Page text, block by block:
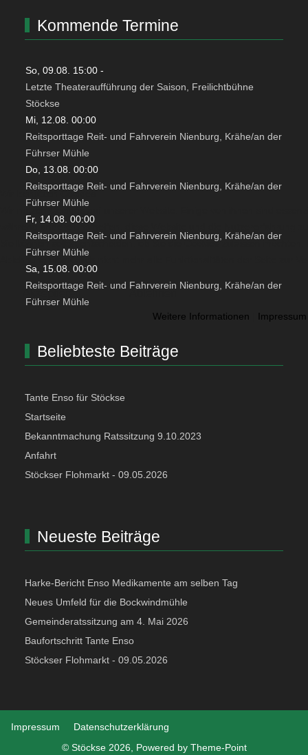
Kommende Termine
So, 09.08. 15:00-
Letzte Theateraufführung der Saison, Freilichtbühne
Stöckse
Mi, 12.08. 00:00
Reitsporttage Reit- und Fahrverein Nienburg, Krähe/an der
Führser Mühle
Do, 13.08. 00:00
Reitsporttage Reit- und Fahrverein Nienburg, Krähe/an der
Führser Mühle
Fr, 14.08. 00:00
Reitsporttage Reit- und Fahrverein Nienburg, Krähe/an der
Führser Mühle
Sa, 15.08. 00:00
Reitsporttage Reit- und Fahrverein Nienburg, Krähe/an der
Führser Mühle
Beliebteste Beiträge
Tante Enso für Stöckse
Startseite
Bekanntmachung Ratssitzung 9.10.2023
Anfahrt
Stöckser Flohmarkt - 09.05.2026
Neueste Beiträge
Harke-Bericht Enso Medikamente am selben Tag
Neues Umfeld für die Bockwindmühle
Gemeinderatssitzung am 4. Mai 2026
Baufortschritt Tante Enso
Stöckser Flohmarkt - 09.05.2026
Impressum
Datenschutzerklärung
© Stöckse 2026, Powered by Theme-Point
Wir benutzen Cookies
Wir nutzen Cookies auf unserer Website. Einige von ihnen sind
während andere uns helfen, diese Website und die Nutzererfahrung
Sie können selbst entscheiden, ob Sie die Cookies zulassen
Ablehnung womöglich nicht mehr alle Funktionalitäten der Seite zur
Akzeptieren
Weitere Informationen Impressum